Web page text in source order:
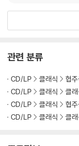
관련 분류
CD/LP 클래식 협
CD/LP
클래식 클
CD/LP
클래식
협
CD/LP
클래식 클